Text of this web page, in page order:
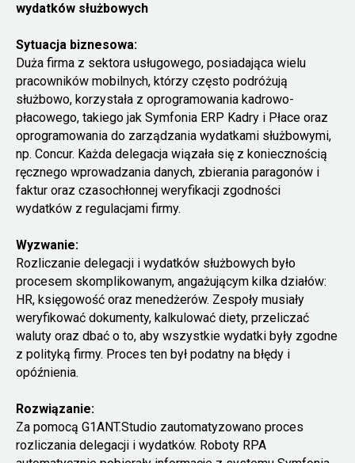
wydatków służbowych
Sytuacja biznesowa:
Duża firma z sektora usługowego, posiadająca wielu
pracowników mobilnych, którzy często podróżują
służbowo, korzystała z oprogramowania kadrowo-
płacowego, takiego jak Symfonia ERP Kadry i Płace oraz
oprogramowania do zarządzania wydatkami służbowymi,
np. Concur. Każda delegacja wiązała się z koniecznością
ręcznego wprowadzania danych, zbierania paragonów i
faktur oraz czasochłonnej weryfikacji zgodności
wydatków z regulacjami firmy.
Wyzwanie:
Rozliczanie delegacji i wydatków służbowych było
procesem skomplikowanym, angażującym kilka działów:
HR, księgowość oraz menedżerów. Zespoły musiały
weryfikować dokumenty, kalkulować diety, przeliczać
waluty oraz dbać o to, aby wszystkie wydatki były zgodne
z polityką firmy. Proces ten był podatny na błędy i
opóźnienia.
Rozwiązanie:
Za pomocą G1ANT.Studio zautomatyzowano proces
rozliczania delegacji i wydatków. Roboty RPA